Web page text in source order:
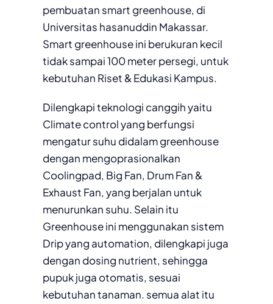
pembuatan smart greenhouse, di
Universitas hasanuddin Makassar.
Smart greenhouse ini berukuran kecil
tidak sampai 100 meter persegi, untuk
kebutuhan Riset & Edukasi Kampus.
Dilengkapi teknologi canggih yaitu
Climate control yang berfungsi
mengatur suhu didalam greenhouse
dengan mengoprasionalkan
Coolingpad, Big Fan, Drum Fan &
Exhaust Fan, yang berjalan untuk
menurunkan suhu. Selain itu
Greenhouse ini menggunakan sistem
Drip yang automation, dilengkapi juga
dengan dosing nutrient, sehingga
pupuk juga otomatis, sesuai
kebutuhan tanaman. semua alat itu